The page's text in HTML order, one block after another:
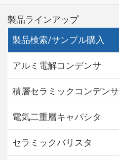
製品ラインアップ
製品検索/サンプル購入
アルミ電解コンデンサ
積層セラミックコンデンサ
電気二重層キャパシタ
セラミックバリスタ